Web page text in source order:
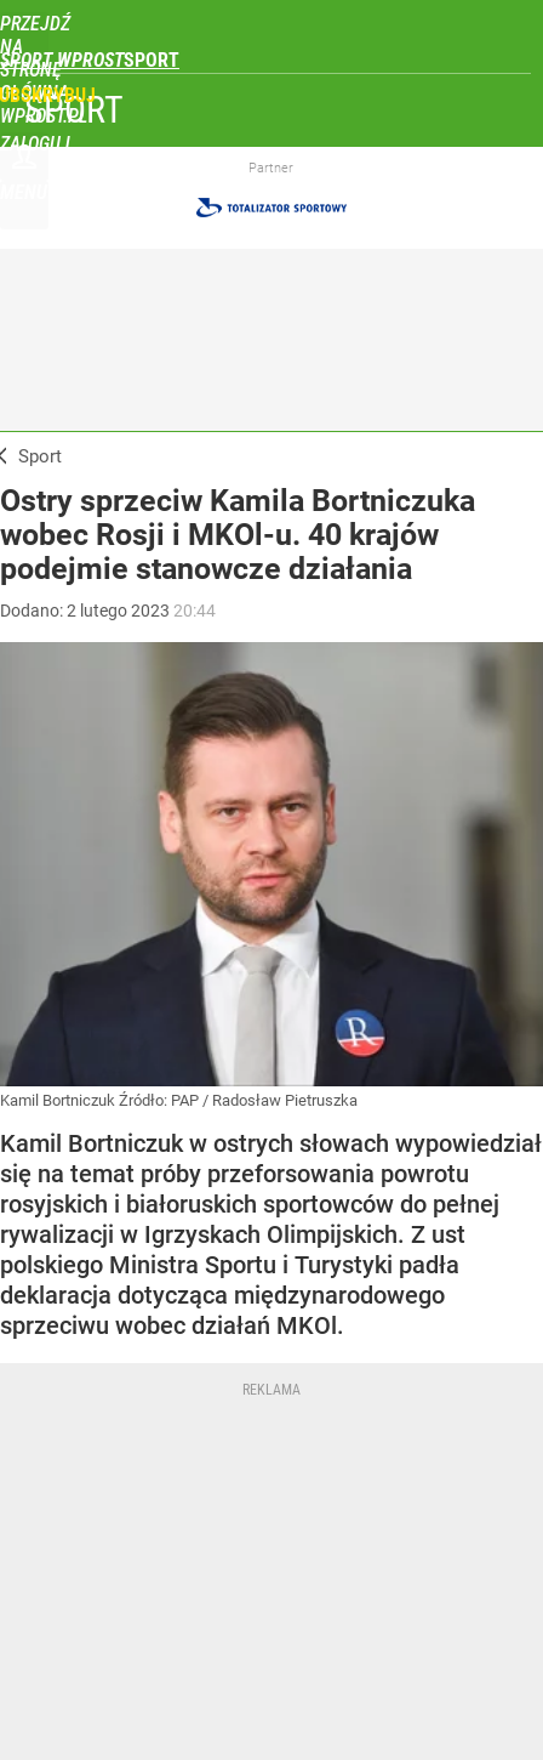
PRZEJDŹ
NA
STRONĘ
GŁÓWNĄ
WPROST.PL
SPORT WPROST
ZALOGUJ
SPORT
Partner
Sport
Ostry sprzeciw Kamila Bortniczuka
wobec Rosji i MKOl-u. 40 krajów
podejmie stanowcze działania
Dodano:2 lutego2023 20:44
Kamil Bortniczuk Źródło: PAP / Radosław Pietruszka
Kamil Bortniczuk w ostrych słowach wypowiedział
się na temat próby przeforsowania powrotu
rosyjskich i białoruskich sportowców do pełnej
rywalizacji w Igrzyskach Olimpijskich. Z ust
polskiego Ministra Sportu i Turystyki padła
deklaracja dotycząca międzynarodowego
sprzeciwu wobec działań MKOl.